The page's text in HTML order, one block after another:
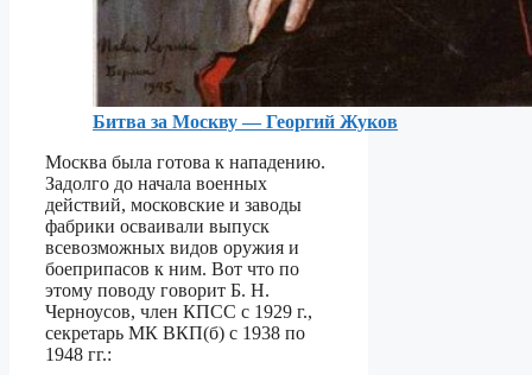
Битва за Москву — Георгий Жуков
Москва была готова к нападению.
Задолго до начала военных
действий, московские и заводы
фабрики осваивали выпуск
всевозможных видов оружия и
боеприпасов к ним. Вот что по
этому поводу говорит Б. Н.
Черноусов, член КПСС с 1929 г.,
секретарь МК ВКП(б) с 1938 по
1948 гг.: